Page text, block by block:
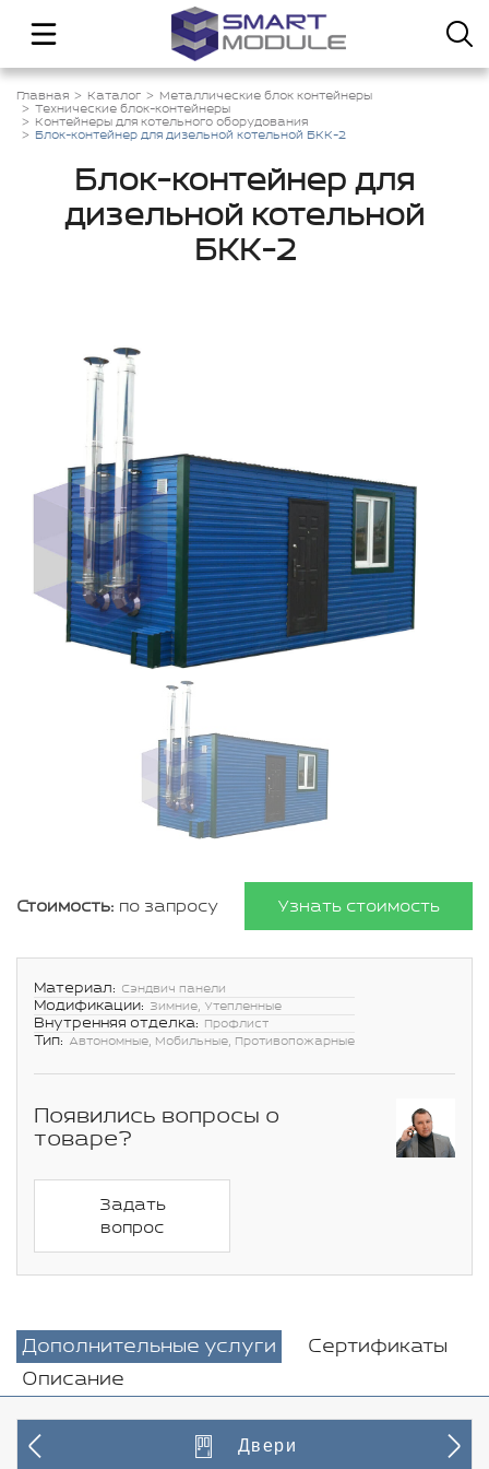
Главная Каталог
Металлические блок контейнеры
Технические блок-контейнеры
Контейнеры для котельного оборудования
Блок-контейнер для дизельной котельной БКК-2
Блок-контейнер для
дизельной котельной
БКК-2
Стоимость: по запросу Узнать стоимость
Материал: Сэндвич панели
Модификации: Зимние, Утепленные
Внутренняя отделка: Профлист
Тип: Автономные, Мобильные, Противопожарные
Появились вопросы о
товаре?
Задать
вопрос
Дополнительные услуги
Сертификаты
Описание
Двери